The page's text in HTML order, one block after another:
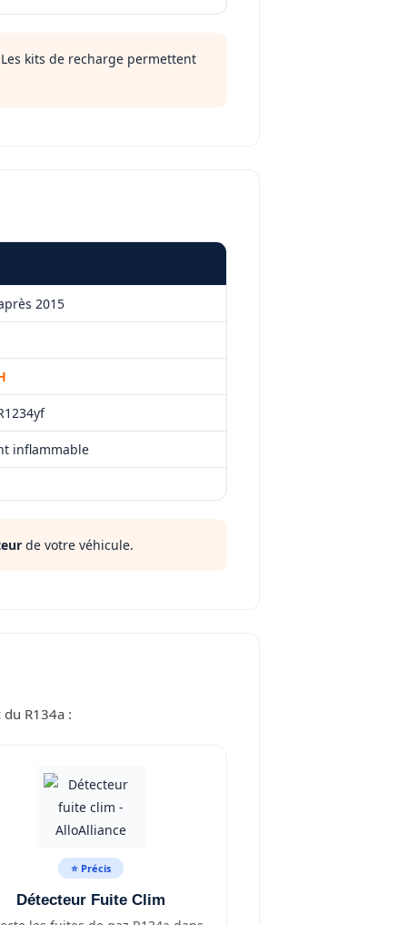
kits de recharge permettent
2015
inflammable
de votre véhicule.
R134a :
⭐ Précis
Détecteur Fuite Clim